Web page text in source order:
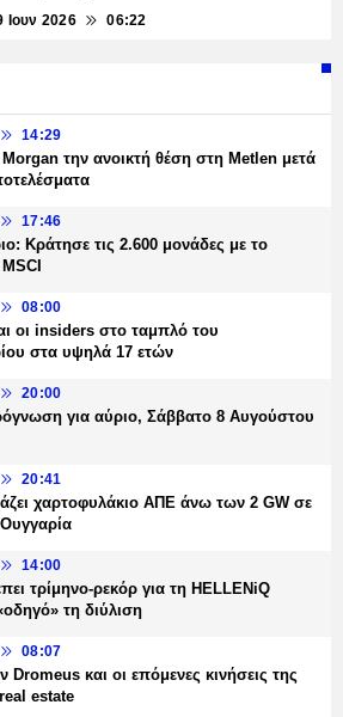
Ιουν 2026 06:22
14:29
την ανοικτή θέση στη Metlen μετά
17:46
Κράτησε τις 2.600 μονάδες με το
08:00
οι insiders στο ταμπλό του
στα υψηλά 17 ετών
20:00
για αύριο, Σάββατο 8 Αυγούστου
20:41
χαρτοφυλάκιο ΑΠΕ άνω των 2 GW σε
14:00
τρίμηνο-ρεκόρ για τη HELLENiQ
τη διύλιση
08:07
Dromeus και οι επόμενες κινήσεις της
estate